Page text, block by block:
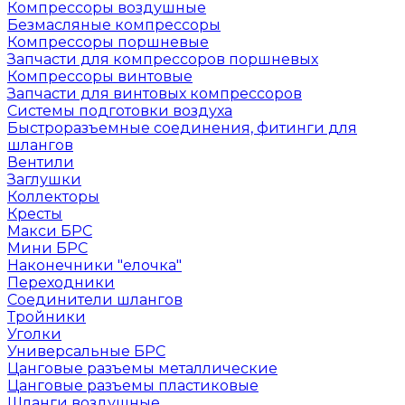
Компрессоры воздушные
Безмасляные компрессоры
Компрессоры поршневые
Запчасти для компрессоров поршневых
Компрессоры винтовые
Запчасти для винтовых компрессоров
Системы подготовки воздуха
Быстроразъемные соединения, фитинги для
шлангов
Вентили
Заглушки
Коллекторы
Кресты
Макси БРС
Мини БРС
Наконечники "елочка"
Переходники
Соединители шлангов
Тройники
Уголки
Универсальные БРС
Цанговые разъемы металлические
Цанговые разъемы пластиковые